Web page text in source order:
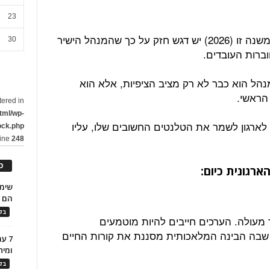
מנתונים של מכון גאלופ עולה, כי החל משנה זו (2026) יש דגש חזק על כך שהמנהל הישיר
הוא כבר לא רק מציב הציפיות, אלא הוא
לשמר את הטלנטים החשובים שלו, עליו
מעולה. הערכים חייבים להיות מוטמעים
הבינה המלאכותית מסננת את קורות החיים
23
30
in
wp-
248
הם
7